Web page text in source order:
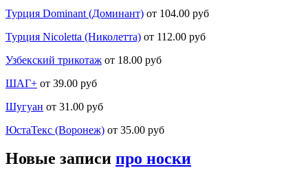
Турция Dominant (Доминант) от 104.00 руб
Турция Nicoletta (Николетта) от 112.00 руб
Узбекский трикотаж от 18.00 руб
ШАГ+ от 39.00 руб
Шугуан от 31.00 руб
ЮстаТекс (Воронеж) от 35.00 руб
Новые записи про носки